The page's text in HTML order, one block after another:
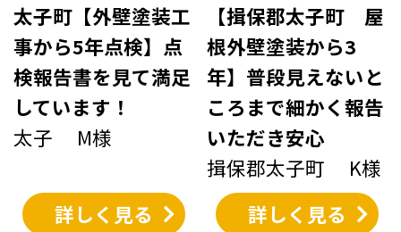
太子町【外壁塗装工
事から5年点検】点
検報告書を見て満足
しています！
太子 M様
詳しく見る
【揖保郡太子町 屋
根外壁塗装から3
年】普段見えないと
ころまで細かく報告
いただき安心
揖保郡太子町 K様
詳しく見る